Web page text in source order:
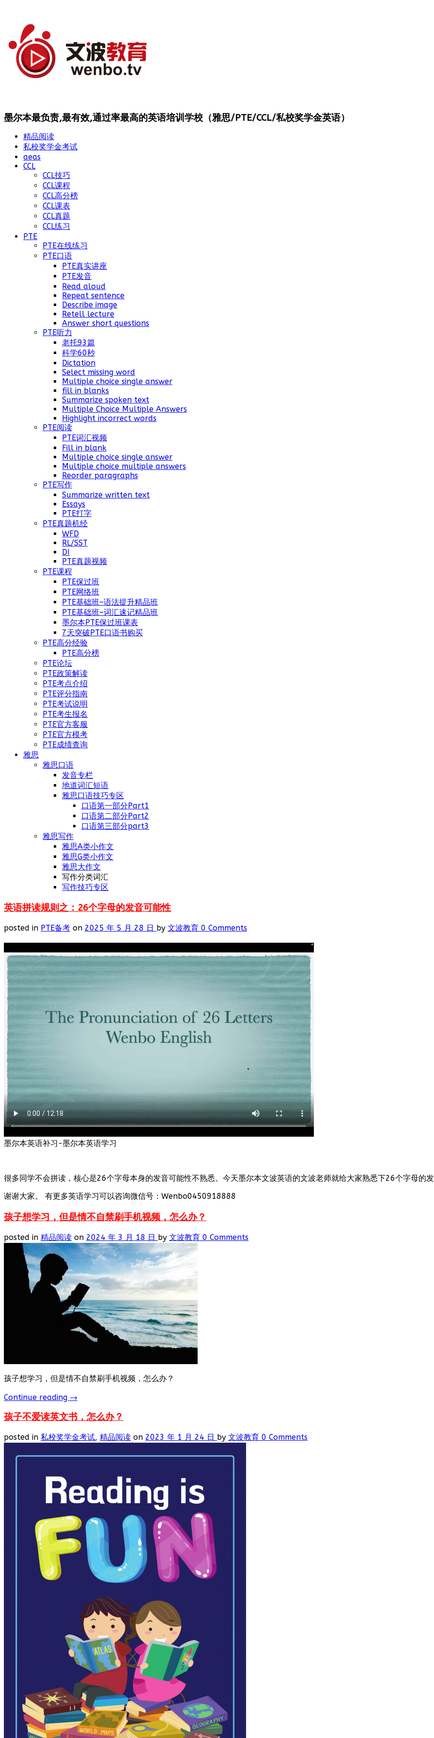
墨尔本最负责,最有效,通过率最高的英语培训学校（雅思/PTE/CCL/私校奖学金英语）
精品阅读
私校奖学金考试
aeas
CCL
CCL技巧
CCL课程
CCL高分榜
CCL课表
CCL真题
CCL练习
PTE
PTE在线练习
PTE口语
PTE真实讲座
PTE发音
Read aloud
Repeat sentence
Describe image
Retell lecture
Answer short questions
PTE听力
老托93篇
科学60秒
Dictation
Select missing word
Multiple choice single answer
fill in blanks
Summarize spoken text
Multiple Choice Multiple Answers
Highlight incorrect words
PTE阅读
PTE词汇视频
Fill in blank
Multiple choice single answer
Multiple choice multiple answers
Reorder paragraphs
PTE写作
Summarize written text
Essays
PTE打字
PTE真题机经
WFD
RL/SST
DI
PTE真题视频
PTE课程
PTE保过班
PTE网络班
PTE基础班–语法提升精品班
PTE基础班–词汇速记精品班
墨尔本PTE保过班课表
7天突破PTE口语书购买
PTE高分经验
PTE高分榜
PTE论坛
PTE政策解读
PTE考点介绍
PTE评分指南
PTE考试说明
PTE考生报名
PTE官方客服
PTE官方模考
PTE成绩查询
雅思
雅思口语
发音专栏
地道词汇短语
雅思口语技巧专区
口语第一部分Part1
口语第二部分Part2
口语第三部分part3
雅思写作
雅思A类小作文
雅思G类小作文
雅思大作文
写作分类词汇
写作技巧专区
英语拼读规则之：26个字母的发音可能性
posted in PTE备考 on 2025 年 5 月 28 日 by 文波教育 0 Comments
墨尔本英语补习-墨尔本英语学习
很多同学不会拼读，核心是26个字母本身的发音可能性不熟悉。今天墨尔本文波英语的文波老师就给大家熟悉下26个字母的发
谢谢大家。 有更多英语学习可以咨询微信号：Wenbo0450918888
孩子想学习，但是情不自禁刷手机视频，怎么办？
posted in 精品阅读 on 2024 年 3 月 18 日 by 文波教育 0 Comments
孩子想学习，但是情不自禁刷手机视频，怎么办？
Continue reading →
孩子不爱读英文书，怎么办？
posted in 私校奖学金考试, 精品阅读 on 2023 年 1 月 24 日 by 文波教育 0 Comments